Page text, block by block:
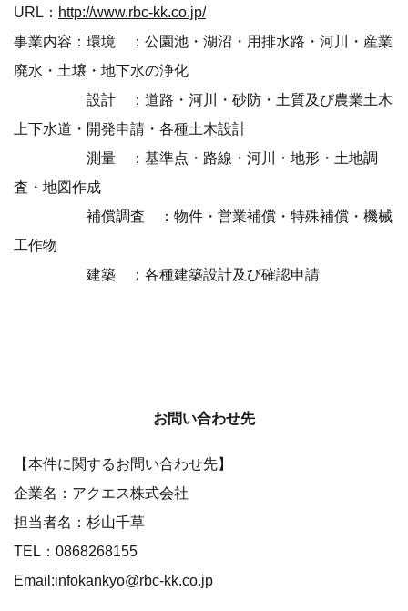
URL： http://www.rbc-kk.co.jp/
事業内容：環境 ：公園池・湖沼・用排水路・河川・産業
廃水・土壌・地下水の浄化
設計 ：道路・河川・砂防・土質及び農業土木
上下水道・開発申請・各種土木設計
測量 ：基準点・路線・河川・地形・土地調
査・地図作成
補償調査 ：物件・営業補償・特殊補償・機械
工作物
建築 ：各種建築設計及び確認申請
お問い合わせ先
【本件に関するお問い合わせ先】
企業名：アクエス株式会社
担当者名：杉山千草
TEL：0868268155
Email:infokankyo@rbc-kk.co.jp